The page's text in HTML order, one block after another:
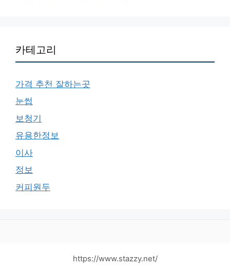
카테고리
가격 추천 잘하는곳
눈썹
보청기
유용한정보
이사
정보
커피원두
https://www.stazzy.net/